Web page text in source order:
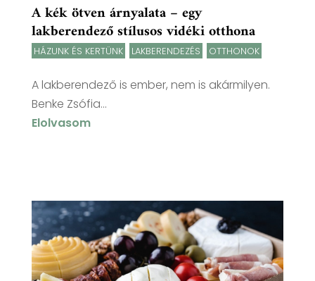
A kék ötven árnyalata – egy
lakberendező stílusos vidéki otthona
HÁZUNK ÉS KERTÜNK LAKBERENDEZÉS OTTHONOK
A lakberendező is ember, nem is akármilyen.
Benke Zsófia...
Elolvasom